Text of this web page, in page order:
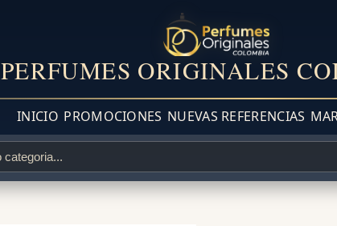
PERFUMES ORIGINALES
INICIO PROMOCIONES NUEVAS REFERENCIAS